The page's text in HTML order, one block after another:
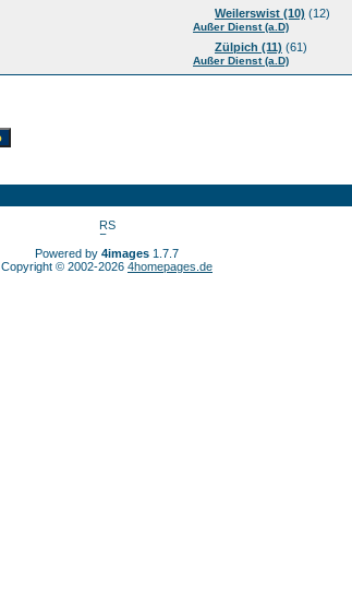
Weilerswist (10) (12)
Außer Dienst (a.D)
Zülpich (11) (61)
Außer Dienst (a.D)
Powered by 4images 1.7.7
Copyright © 2002-2026 4homepages.de